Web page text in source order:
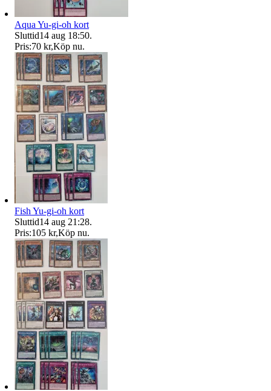
Aqua Yu-gi-oh kort
Sluttid14 aug 18:50.
Pris:70 kr,Köp nu.
Fish Yu-gi-oh kort
Sluttid14 aug 21:28.
Pris:105 kr,Köp nu.